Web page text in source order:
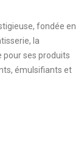
fondée en
la
pour ses produits
émulsifiants et